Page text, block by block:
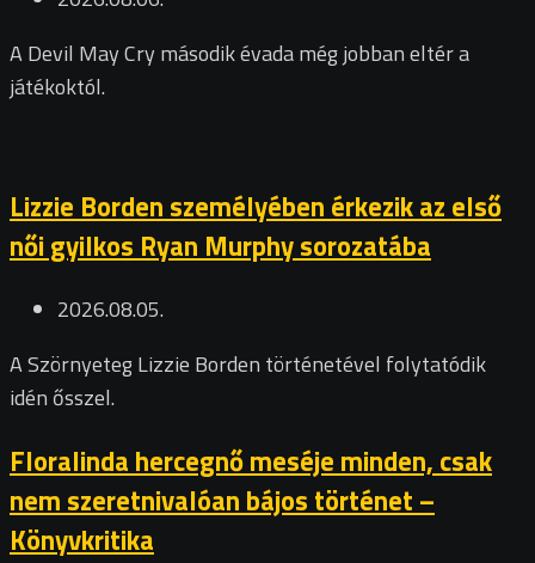
A Devil May Cry második évada még jobban eltér a
játékoktól.
Lizzie Borden személyében érkezik az első
női gyilkos Ryan Murphy sorozatába
2026.08.05.
A Szörnyeteg Lizzie Borden történetével folytatódik
idén ősszel.
Floralinda hercegnő meséje minden, csak
nem szeretnivalóan bájos történet –
Könyvkritika